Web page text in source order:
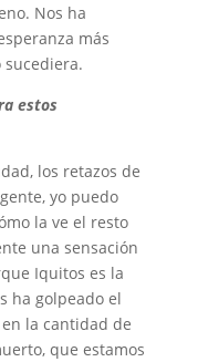
Nos ha
más
estos
los retazos de
yo puedo
la ve el resto
una sensación
Iquitos es la
ha golpeado el
la cantidad de
que estamos